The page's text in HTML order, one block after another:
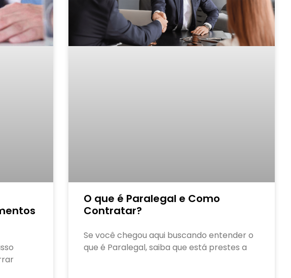
O que é Paralegal e Como
Contratar?
Se você chegou aqui buscando entender o
que é Paralegal, saiba que está prestes a